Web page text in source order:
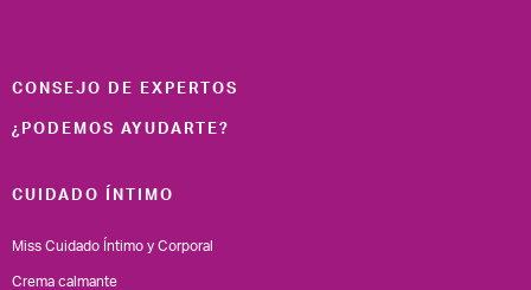
CONSEJO DE EXPERTOS
¿PODEMOS AYUDARTE?
CUIDADO ÍNTIMO
Miss Cuidado Íntimo y Corporal
Crema calmante